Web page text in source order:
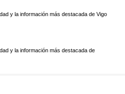
y la información más destacada de Vigo
y la información más destacada de